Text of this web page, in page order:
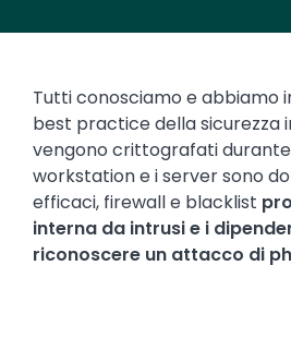
Tutti conosciamo e abbiamo
best practice della sicurezza
vengono crittografati
workstation e i server sono
efficaci, firewall e blacklist
interna da intrusi e i
riconoscere un attacco di